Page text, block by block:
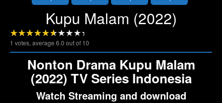
Kupu Malam (2022)
1 votes, average 6.0 out of 10
Nonton Drama Kupu Malam
(2022) TV Series Indonesia
Watch Streaming and download